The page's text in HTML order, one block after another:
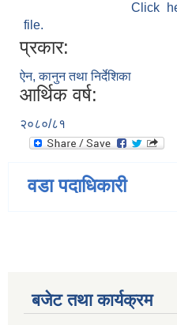
Click
file.
प्रकार:
ऐन, कानुन तथा निर्देशिका
आर्थिक वर्ष:
२०८०/८१
वडा पदाधिकारी
बजेट तथा कार्यक्रम